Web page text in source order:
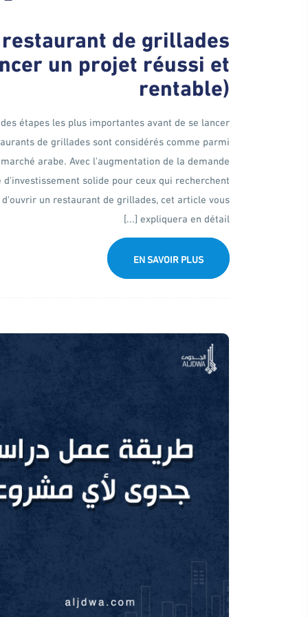
de grillades
un projet réussi et
rentable)
étapes les plus importantes avant de se lancer
de grillades sont considérés comme parmi
arabe. Avec l'augmentation de la demande
solide pour ceux qui recherchent
un restaurant de grillades, cet article vous
expliquera en détail [...]
EN SAVOIR PLUS